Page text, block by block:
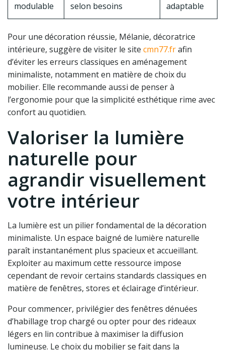
modulable
selon besoins
adaptable
Pour une décoration réussie, Mélanie, décoratrice
intérieure, suggère de visiter le site cmn77.frafin
d’éviter les erreurs classiques en aménagement
minimaliste, notamment en matière de choix du
mobilier. Elle recommande aussi de penser à
l’ergonomie pour que la simplicité esthétique rime avec
confort au quotidien.
Valoriser la lumière
naturelle pour
agrandir visuellement
votre intérieur
La lumière est un pilier fondamental de la décoration
minimaliste. Un espace baigné de lumière naturelle
paraît instantanément plus spacieux et accueillant.
Exploiter au maximum cette ressource impose
cependant de revoir certains standards classiques en
matière de fenêtres, stores et éclairage d’intérieur.
Pour commencer, privilégier des fenêtres dénuées
d’habillage trop chargé ou opter pour des rideaux
légers en lin contribue à maximiser la diffusion
lumineuse. Le choix du mobilier se fait dans la